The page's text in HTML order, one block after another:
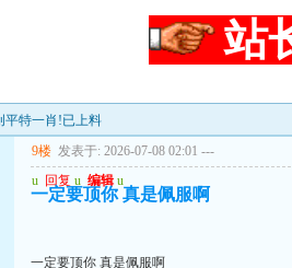
站
平特一肖!已上料
9楼 发表于: 2026-07-08 02:01 ---
u 回复 u 编辑 u
一定要顶你 真是佩服啊
一定要顶你 真是佩服啊